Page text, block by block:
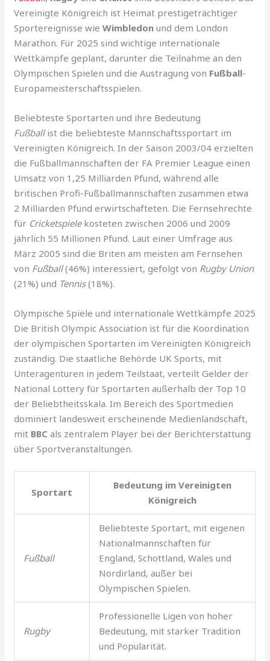
Vereinigte Königreich ist Heimat prestigeträchtiger
Sportereignisse wieWimbledon und dem London
Marathon. Für 2025 sind wichtige internationale
Wettkämpfe geplant, darunter die Teilnahme an den
Olympischen Spielen und die Austragung von Fußball-
Europameisterschaftsspielen.
Beliebteste Sportarten und ihre Bedeutung
Fußballist die beliebteste Mannschaftssportart im
Vereinigten Königreich. In der Saison 2003/04 erzielten
die Fußballmannschaften der FA Premier League einen
Umsatz von 1,25 Milliarden Pfund, während alle
britischen Profi-Fußballmannschaften zusammen etwa
2 Milliarden Pfund erwirtschafteten. Die Fernsehrechte
für Cricketspielekosteten zwischen 2006 und 2009
jährlich 55 Millionen Pfund. Laut einer Umfrage aus
März 2005 sind die Briten am meisten am Fernsehen
von Fußball(46%) interessiert, gefolgt von Rugby Union
(21%) und Tennis(18%).
Olympische Spiele und internationale Wettkämpfe 2025
Die British Olympic Association ist für die Koordination
der olympischen Sportarten im Vereinigten Königreich
zuständig. Die staatliche Behörde UK Sports, mit
Unteragenturen in jedem Teilstaat, verteilt Gelder der
National Lottery für Sportarten außerhalb der Top 10
der Beliebtheitsskala. Im Bereich des Sportmedien
dominiert landesweit erscheinende Medienlandschaft,
mit BBC als zentralem Player bei der Berichterstattung
über Sportveranstaltungen.
Sportart
Bedeutung im Vereinigten
Königreich
Fußball
Beliebteste Sportart, mit eigenen
Nationalmannschaften für
England, Schottland, Wales und
Nordirland, außer bei
Olympischen Spielen.
Rugby
Professionelle Ligen von hoher
Bedeutung, mit starker Tradition
und Popularität.